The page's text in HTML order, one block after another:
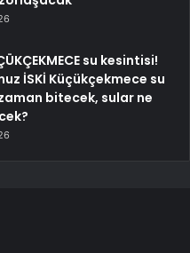
su kesintisi!
İSKİ Küçükçekmece su
bitecek, sular ne